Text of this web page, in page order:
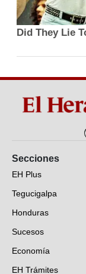
Did They Lie
Secciones
EH Plus
Tegucigalpa
Honduras
Sucesos
Economía
EH Trámites